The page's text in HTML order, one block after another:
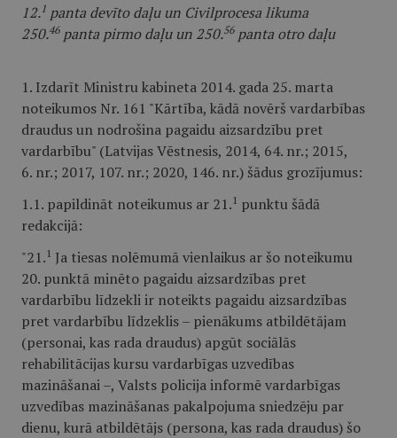
12. 1 panta devīto daļu un Civilprocesa likuma
250.46panta pirmo daļu un 250.56panta otro daļu
1. Izdarīt Ministru kabineta 2014. gada 25. marta
noteikumos Nr. 161 "Kārtība, kādā novērš vardarbības
draudus un nodrošina pagaidu aizsardzību pret
vardarbību" (Latvijas Vēstnesis, 2014, 64. nr.; 2015,
6. nr.; 2017, 107. nr.; 2020, 146. nr.) šādus grozījumus:
1.1. papildināt noteikumus ar 21. 1 punktu šādā
redakcijā:
"21. 1 Ja tiesas nolēmumā vienlaikus ar šo noteikumu
20. punktā minēto pagaidu aizsardzības pret
vardarbību līdzekli ir noteikts pagaidu aizsardzības
pret vardarbību līdzeklis – pienākums atbildētājam
(personai, kas rada draudus) apgūt sociālās
rehabilitācijas kursu vardarbīgas uzvedības
mazināšanai –, Valsts policija informē vardarbīgas
uzvedības mazināšanas pakalpojuma sniedzēju par
dienu, kurā atbildētājs (persona, kas rada draudus) šo